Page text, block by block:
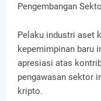
Pengembangan
Pelaku industri aset
kepemimpinan baru
apresiasi atas
pengawasan sektor
kripto.